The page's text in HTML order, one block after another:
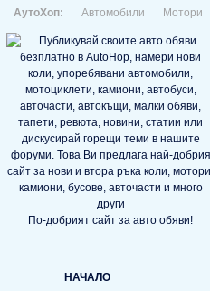
АутоХоп: Автомобили Мотори
По-добрият сайт за авто обяви!
НАЧАЛО